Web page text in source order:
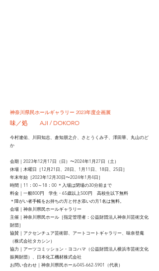
神奈川県民ホールギャラリー 2023年度企画展
味／処 AJI / DOKORO
今村遼佑、川田知志、倉知朋之介、さとうくみ子、澤田華、丸山のど
か
会期｜2023年12月17日（日）〜2024年1月27日（土）
休場｜木曜日［12月21日、28日、1月11日、18日、25日］
年末年始［2023年12月30日〜2024年1月4日］
時間｜11：00～18：00 ＊入場は閉場の30分前まで
料金｜一般800円 学生・65歳以上500円 高校生以下無料
＊障がい者手帳をお持ちの方と付き添いの方1名は無料。
会場｜神奈川県民ホールギャラリー
主催｜神奈川県民ホール［指定管理者：公益財団法人神奈川芸術文化
財団］
協賛｜アクセンチュア芸術部、アートコートギャラリー、味奈登庵
（株式会社タカシン）
協力｜アーツコミッション・ヨコハマ（公益財団法人横浜市芸術文化
振興財団）、日本化工機材株式会社
お問い合わせ｜神奈川県民ホール045-662-5901（代表）